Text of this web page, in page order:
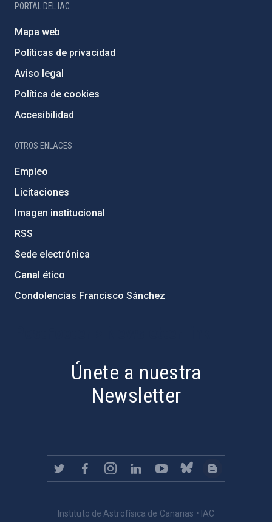
PORTAL DEL IAC
Mapa web
Políticas de privacidad
Aviso legal
Política de cookies
Accesibilidad
OTROS ENLACES
Empleo
Licitaciones
Imagen institucional
RSS
Sede electrónica
Canal ético
Condolencias Francisco Sánchez
Únete a nuestra
Newsletter
Instituto de Astrofísica de Canarias • IAC